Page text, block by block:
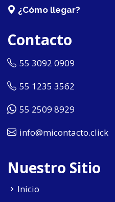
¿Cómo llegar?
Contacto
55 3092 0909
55 1235 3562
55 2509 8929
info@micontacto.click
Nuestro Sitio
Inicio